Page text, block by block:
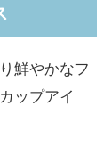
鮮やかなフ
ップアイ